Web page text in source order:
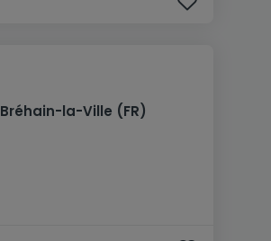
Bréhain-la-Ville (FR)